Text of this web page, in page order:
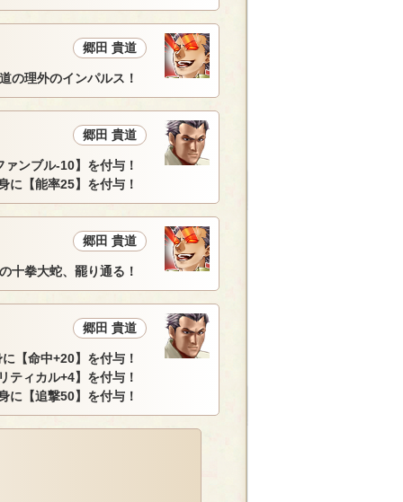
郷田 貴道
の理外のインパルス！
郷田 貴道
ァンブル-10】を付与！
に【能率25】を付与！
郷田 貴道
十拳大蛇、罷り通る！
郷田 貴道
【命中+20】を付与！
ティカル+4】を付与！
に【追撃50】を付与！